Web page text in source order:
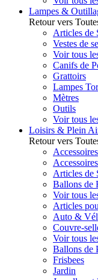
Lampes &
Retour vers
Articles de
Vestes de
Voir tous
Canifs de
Grattoirs
Lampes
Mètres
Outils
Voir tous
Loisirs & Plein
Retour vers
Articles de
Ballons de
Voir tous
Articles
Auto &
Couvre-
Voir tous
Ballons de
Frisbees
Jardin